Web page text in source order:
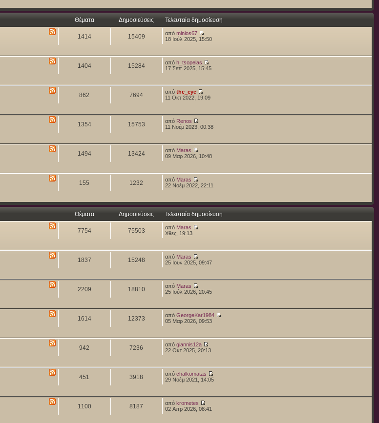
Θέματα Δημοσιεύσεις Τελευταία δημοσίευση
1414 15409 από minios67
18 Ιούλ 2025, 15:50
1404 15284 από h_tsopelas
17 Σεπ 2025, 15:45
862 7694 από the_eye
11 Οκτ 2022, 19:09
1354 15753 από Renos
11 Νοέμ 2023, 00:38
1494 13424 από Maras
09 Μαρ 2026, 10:48
155 1232 από Maras
22 Νοέμ 2022, 22:11
Θέματα Δημοσιεύσεις Τελευταία δημοσίευση
7754 75503 από Maras
Χθες, 19:13
1837 15248 από Maras
25 Ιουν 2025, 09:47
2209 18810 από Maras
25 Ιούλ 2026, 20:45
1614 12373 από GeorgeKar1984
05 Μαρ 2026, 09:53
942 7236 από giannis12a
22 Οκτ 2025, 20:13
451 3918 από chalkomatas
29 Νοέμ 2021, 14:05
1100 8187 από krometes
02 Απρ 2026, 08:41